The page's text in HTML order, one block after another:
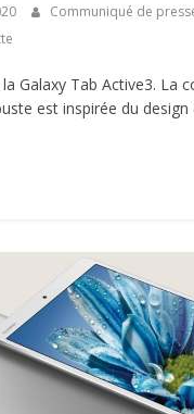
Communiqué de
Galaxy Tab Active3. La
est inspirée du design